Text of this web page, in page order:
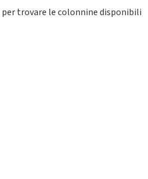
trovare le colonnine disponibili